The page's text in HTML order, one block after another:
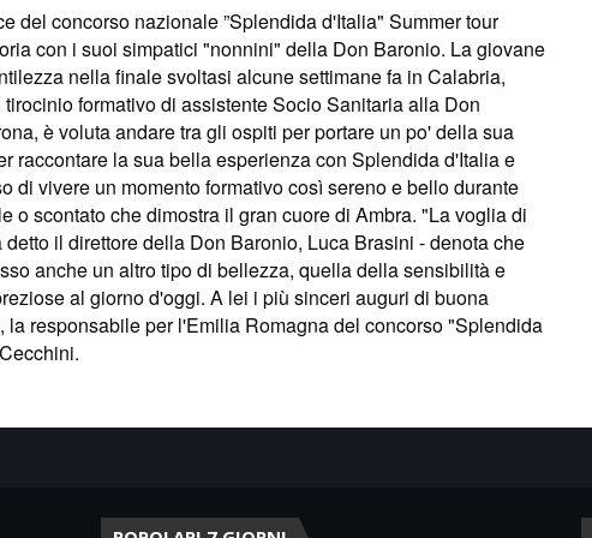
del concorso nazionale ”Splendida d'Italia" Summer tour
con i suoi simpatici "nonnini" della Don Baronio. La giovane
nella finale svoltasi alcune settimane fa in Calabria,
formativo di assistente Socio Sanitaria alla Don
è voluta andare tra gli ospiti per portare un po' della sua
raccontare la sua bella esperienza con Splendida d'Italia e
di vivere un momento formativo così sereno e bello durante
o scontato che dimostra il gran cuore di Ambra. "La voglia di
il direttore della Don Baronio, Luca Brasini - denota che
anche un altro tipo di bellezza, quella della sensibilità e
al giorno d'oggi. A lei i più sinceri auguri di buona
responsabile per l'Emilia Romagna del concorso "Splendida